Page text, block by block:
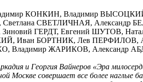
КОНКИН, Владимир
СВЕТЛИЧНАЯ, Александр
ГЕРДТ, Евгений ШУТОВ,
Иван БОРТНИК, Лев ПЕРФИЛОВ,
Владимир ЖАРИКОВ, Александр
и Георгия Вайнеров «Эра
Москве совершает все более наглые